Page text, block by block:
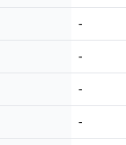
-
-
-
-